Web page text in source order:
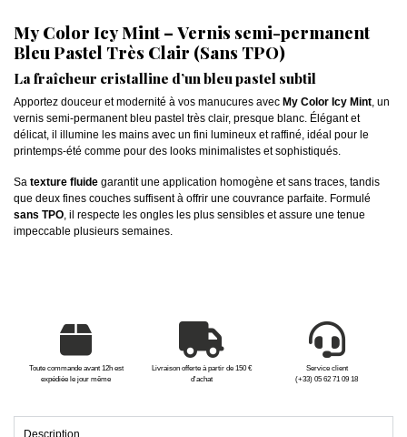
My Color Icy Mint – Vernis semi-permanent
Bleu Pastel Très Clair (Sans TPO)
La fraîcheur cristalline d’un bleu pastel subtil
Apportez douceur et modernité à vos manucures avec My Color Icy Mint, un
vernis semi-permanent bleu pastel très clair, presque blanc. Élégant et
délicat, il illumine les mains avec un fini lumineux et raffiné, idéal pour le
printemps-été comme pour des looks minimalistes et sophistiqués.
Sa texture fluide garantit une application homogène et sans traces, tandis
que deux fines couches suffisent à offrir une couvrance parfaite. Formulé
sans TPO, il respecte les ongles les plus sensibles et assure une tenue
impeccable plusieurs semaines.
Toute commande avant 12h est
expédiée le jour même
Livraison offerte à partir de 150 €
d'achat
Service client
(+33) 05 62 71 09 18